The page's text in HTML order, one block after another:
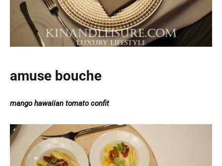
amuse bouche
mango hawaiian tomato confit